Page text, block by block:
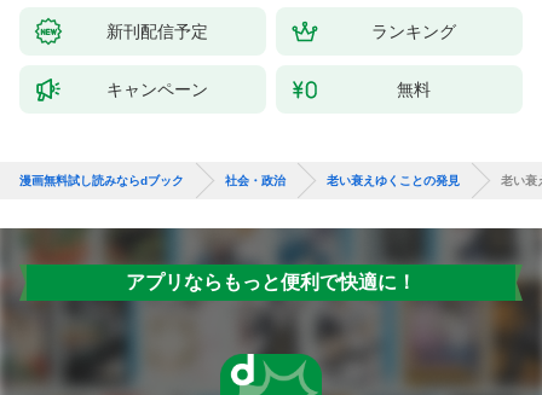
新刊配信予定 ランキング
キャンペーン 無料
漫画無料試し読みならdブック 社会・政治 老い衰えゆくことの発見 老い衰
アプリならもっと便利で快適に！